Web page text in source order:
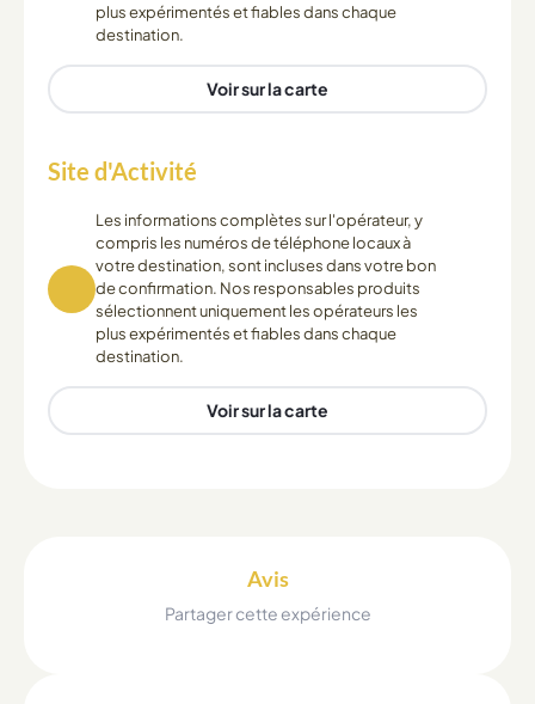
plus expérimentés et fiables dans chaque
destination.
Voir sur la carte
Site d'Activité
Les informations complètes sur l'opérateur, y
compris les numéros de téléphone locaux à
votre destination, sont incluses dans votre bon
de confirmation. Nos responsables produits
sélectionnent uniquement les opérateurs les
plus expérimentés et fiables dans chaque
destination.
Voir sur la carte
Avis
Partager cette expérience